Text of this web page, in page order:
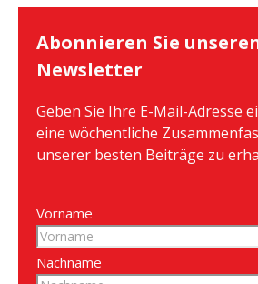
Abonnieren Sie
Newsletter
Geben Sie Ihre E-Mail-Adresse
eine wöchentliche
unserer besten Beiträge zu
Vorname
Nachname